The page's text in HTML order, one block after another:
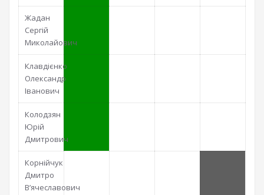
Жадан
Сергій
Миколайович
Клавдієнко
Олександр
Іванович
Колодзян
Юрій
Дмитрович
Корнійчук
Дмитро
В’ячеславович